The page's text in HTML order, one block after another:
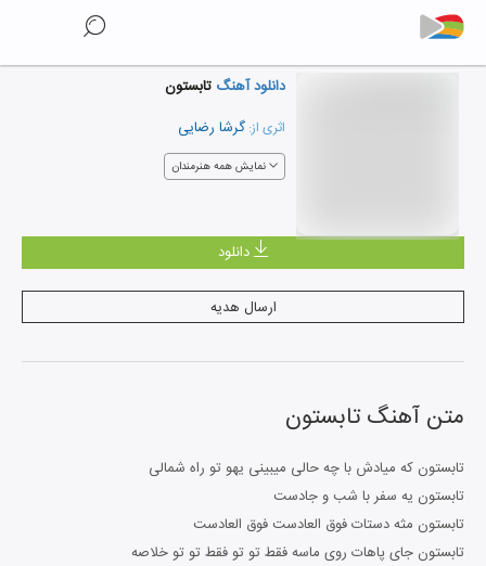
دانلود آهنگ تابستون
اثری از: گرشا رضایی
نمایش همه هنرمندان
دانلود
ارسال هدیه
متن آهنگتابستون
تابستون که میادش با چه حالی میبینی یهو تو راه شمالی
تابستون یه سفر با شب و جادست
تابستون مثه دستات فوق العادست فوق العادست
تابستون جای پاهات روی ماسه فقط تو تو فقط تو تو خلاصه